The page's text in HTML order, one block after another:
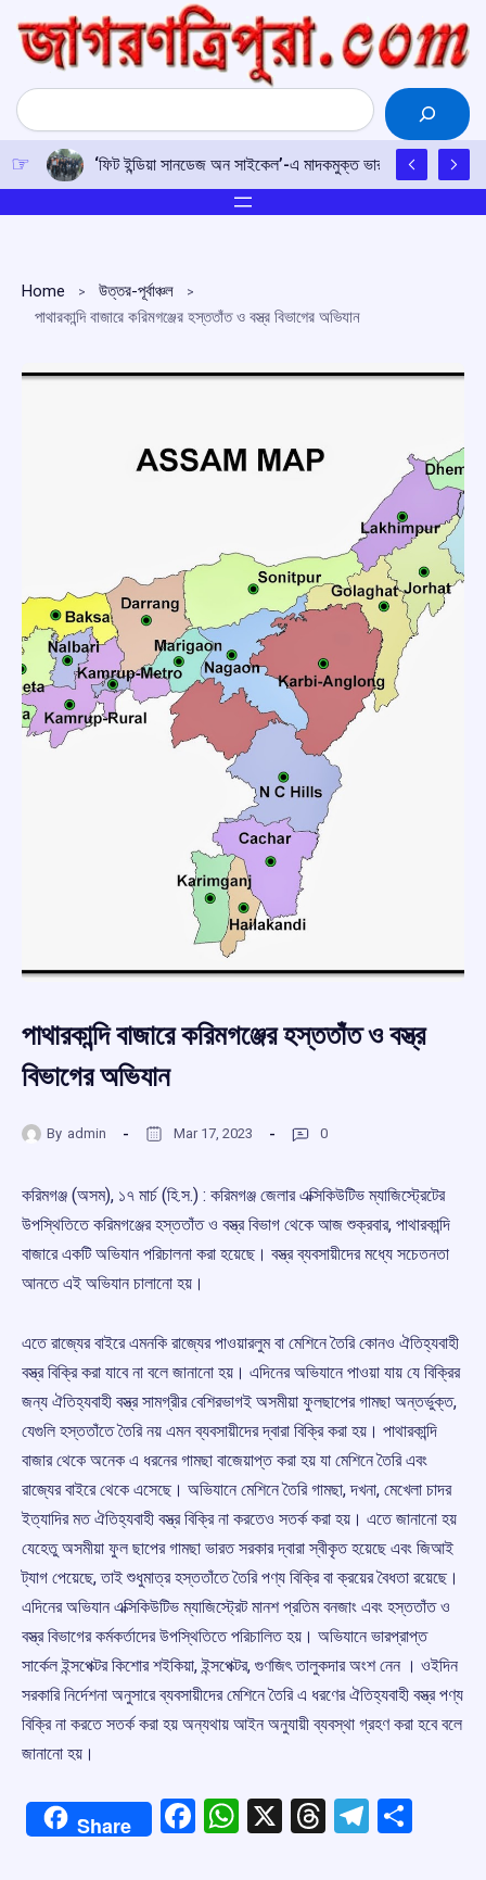
content
Search
‘ফিট ইন্ডিয়া সানডেজ অন সাইকেল’-এ মাদকমুক্ত ভারতের শপথ, নেতৃত্বে
Home
উত্তর-পূর্বাঞ্চল
পাথারকান্দি বাজারে করিমগঞ্জের হস্ততাঁত ও বস্ত্র বিভাগের অভিযান
পাথারকান্দি বাজারে করিমগঞ্জের হস্ততাঁত ও বস্ত্র
বিভাগের অভিযান
By admin Mar 17, 2023 0
করিমগঞ্জ (অসম), ১৭ মার্চ (হি.স.) : করিমগঞ্জ জেলার এক্সিকিউটিভ ম্যাজিস্ট্রেটের
উপস্থিতিতে করিমগঞ্জের হস্ততাঁত ও বস্ত্র বিভাগ থেকে আজ শুক্রবার, পাথারকান্দি
বাজারে একটি অভিযান পরিচালনা করা হয়েছে। বস্ত্র ব্যবসায়ীদের মধ্যে সচেতনতা
আনতে এই অভিযান চালানো হয়।
এতে রাজ্যের বাইরে এমনকি রাজ্যের পাওয়ারলুম বা মেশিনে তৈরি কোনও ঐতিহ্যবাহী
বস্ত্র বিক্রি করা যাবে না বলে জানানো হয়। এদিনের অভিযানে পাওয়া যায় যে বিক্রির
জন্য ঐতিহ্যবাহী বস্ত্র সামগ্রীর বেশিরভাগই অসমীয়া ফুলছাপের গামছা অন্তর্ভুক্ত,
যেগুলি হস্ততাঁতে তৈরি নয় এমন ব্যবসায়ীদের দ্বারা বিক্রি করা হয়। পাথারকান্দি
বাজার থেকে অনেক এ ধরনের গামছা বাজেয়াপ্ত করা হয় যা মেশিনে তৈরি এবং
রাজ্যের বাইরে থেকে এসেছে। অভিযানে মেশিনে তৈরি গামছা, দখনা, মেখেলা চাদর
ইত্যাদির মত ঐতিহ্যবাহী বস্ত্র বিক্রি না করতেও সতর্ক করা হয়। এতে জানানো হয়
যেহেতু অসমীয়া ফুল ছাপের গামছা ভারত সরকার দ্বারা স্বীকৃত হয়েছে এবং জিআই
ট্যাগ পেয়েছে, তাই শুধুমাত্র হস্ততাঁতে তৈরি পণ্য বিক্রি বা ক্রয়ের বৈধতা রয়েছে।
এদিনের অভিযান এক্সিকিউটিভ ম্যাজিস্ট্রেট মানশ প্রতিম বনজাং এবং হস্ততাঁত ও
বস্ত্র বিভাগের কর্মকর্তাদের উপস্থিতিতে পরিচালিত হয়। অভিযানে ভারপ্রাপ্ত
সার্কেল ইন্সপেক্টর কিশোর শইকিয়া, ইন্সপেক্টর, গুণজিৎ তালুকদার অংশ নেন । ওইদিন
সরকারি নির্দেশনা অনুসারে ব্যবসায়ীদের মেশিনে তৈরি এ ধরণের ঐতিহ্যবাহী বস্ত্র পণ্য
বিক্রি না করতে সতর্ক করা হয় অন্যথায় আইন অনুযায়ী ব্যবস্থা গ্রহণ করা হবে বলে
জানানো হয়।
Share Facebook
WhatsApp
X Threads